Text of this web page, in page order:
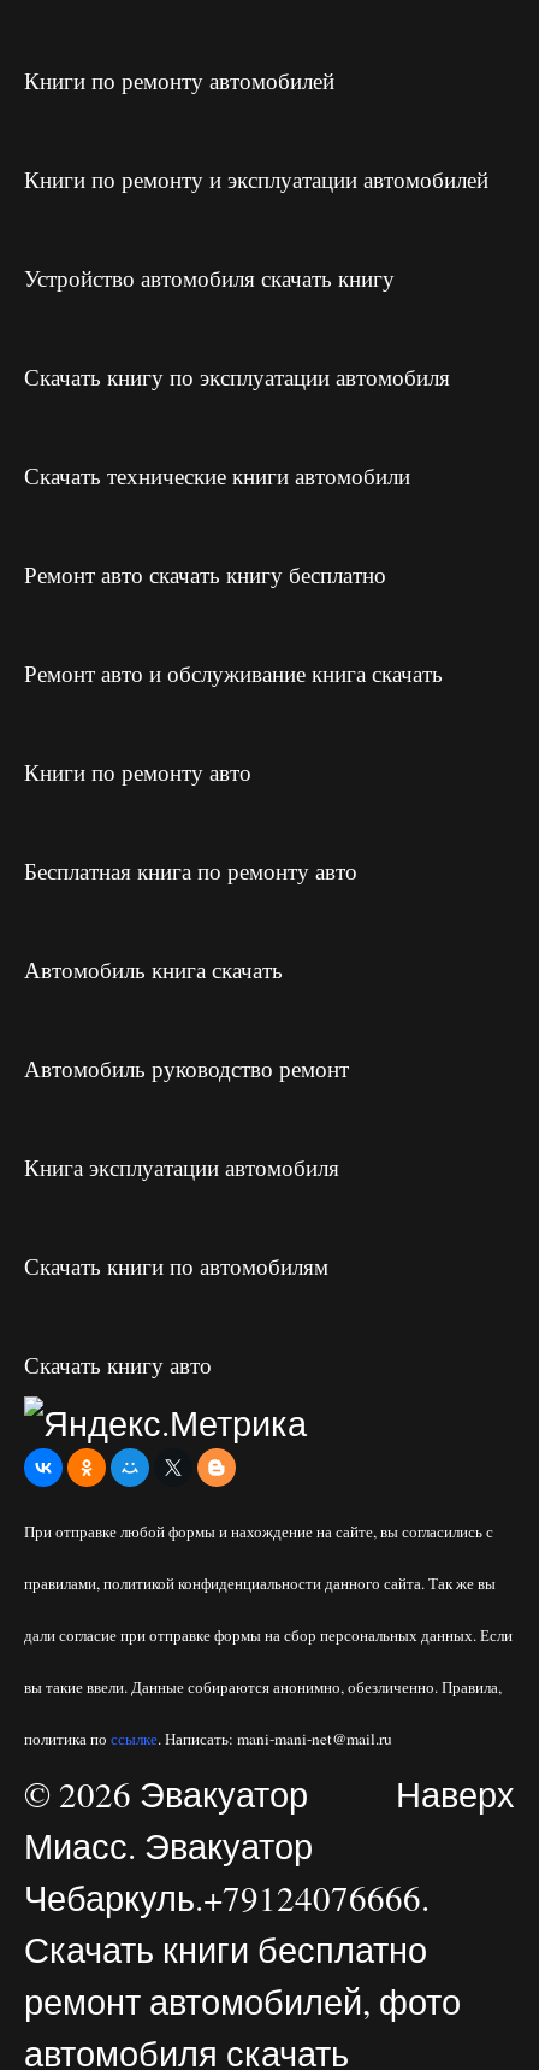
Книги по ремонту автомобилей
Книги по ремонту и эксплуатации автомобилей
Устройство автомобиля скачать книгу
Скачать книгу по эксплуатации автомобиля
Скачать технические книги автомобили
Ремонт авто скачать книгу бесплатно
Ремонт авто и обслуживание книга скачать
Книги по ремонту авто
Бесплатная книга по ремонту авто
Автомобиль книга скачать
Автомобиль руководство ремонт
Книга эксплуатации автомобиля
Скачать книги по автомобилям
Скачать книгу авто
При отправке любой формы и нахождение на сайте, вы согласились с
правилами, политикой конфиденциальности данного сайта. Так же вы
дали согласие при отправке формы на сбор персональных данных. Если
вы такие ввели. Данные собираются анонимно, обезличенно. Правила,
политика по ссылке. Написать: mani-mani-net@mail.ru
Наверх
© 2026 Эвакуатор
Миасс. Эвакуатор
Чебаркуль.+79124076666.
Скачать книги бесплатно
ремонт автомобилей, фото
автомобиля скачать